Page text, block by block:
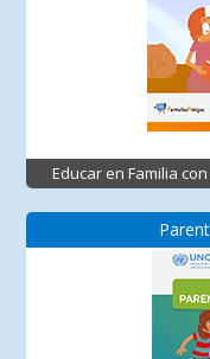
Educar en Familia